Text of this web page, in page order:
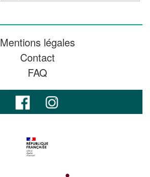
Mentions légales
Contact
FAQ